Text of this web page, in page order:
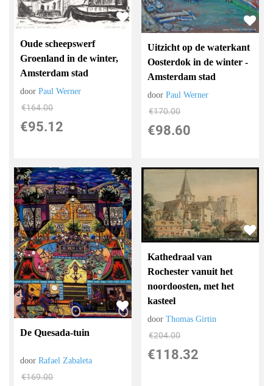
Oude scheepswerf
Groenland in de winter,
Amsterdam stad
doorPaul Werner
€164.00
€95.12
Uitzicht op de waterkant
Oosterdok in de winter -
Amsterdam stad
doorPaul Werner
€170.00
€98.60
De Quesada-tuin
doorRafael Zabaleta
€169.00
Kathedraal van
Rochester vanuit het
noordoosten, met het
kasteel
doorThomas Girtin
€204.00
€118.32